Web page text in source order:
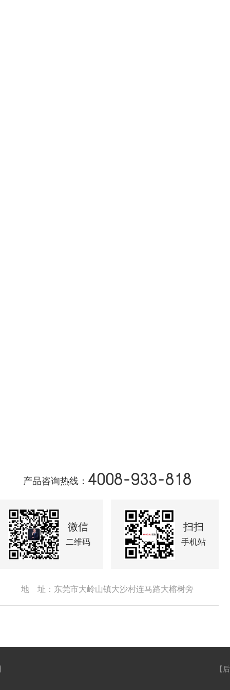
产品咨询热线： 4008-933-818
微信
二维码
扫扫
手机站
地 址：东莞市大岭山镇大沙村连马路大榕树旁
】 【